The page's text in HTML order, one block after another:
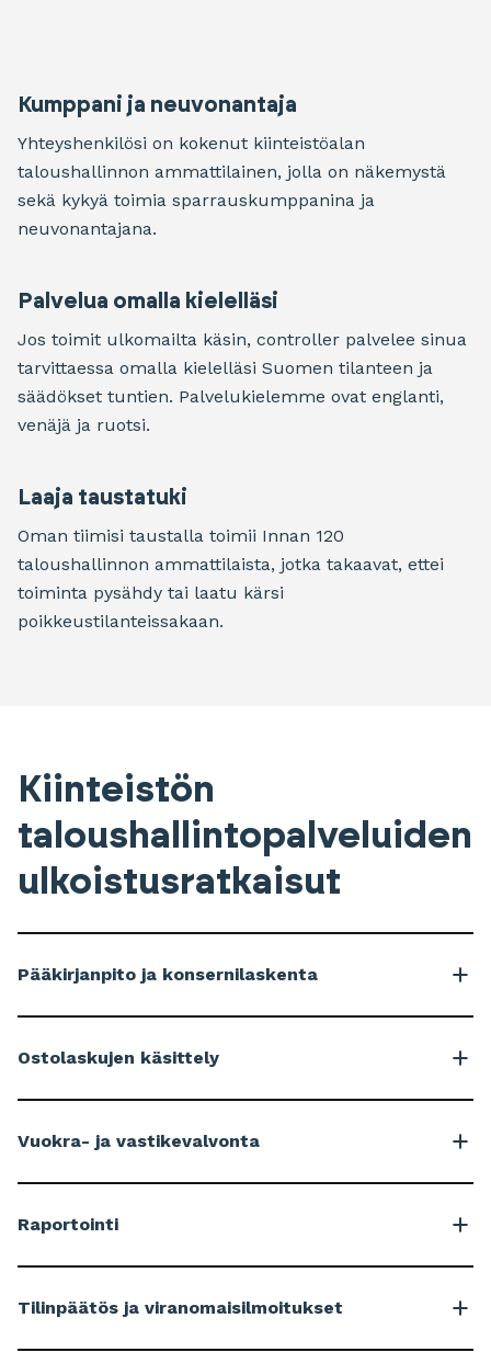
Kumppani ja neuvonantaja
Yhteyshenkilösi on kokenut kiinteistöalan
taloushallinnon ammattilainen, jolla on näkemystä
sekä kykyä toimia sparrauskumppanina ja
neuvonantajana.
Palvelua omalla kielelläsi
Jos toimit ulkomailta käsin, controller palvelee sinua
tarvittaessa omalla kielelläsi Suomen tilanteen ja
säädökset tuntien. Palvelukielemme ovat englanti,
venäjä ja ruotsi.
Laaja taustatuki
Oman tiimisi taustalla toimii Innan 120
taloushallinnon ammattilaista, jotka takaavat, ettei
toiminta pysähdy tai laatu kärsi
poikkeustilanteissakaan.
Kiinteistön
taloushallintopalveluiden
ulkoistusratkaisut
Pääkirjanpito ja konsernilaskenta
Ostolaskujen käsittely
Vuokra- ja vastikevalvonta
Raportointi
Tilinpäätös ja viranomaisilmoitukset